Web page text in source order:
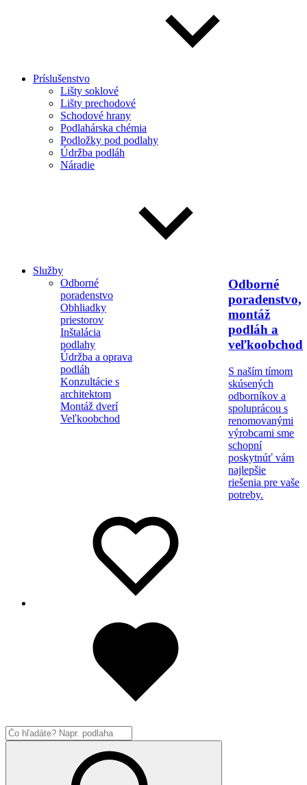
Príslušenstvo
Lišty soklové
Lišty prechodové
Schodové hrany
Podlahárska chémia
Podložky pod podlahy
Údržba podláh
Náradie
Služby
Odborné
poradenstvo
Obhliadky
priestorov
Inštalácia
podlahy
Údržba a oprava
podláh
Konzultácie s
architektom
Montáž dverí
Veľkoobchod
Odborné
poradenstvo,
montáž
podláh a
veľkoobchod
S naším tímom
skúsených
odborníkov a
spoluprácou s
renomovanými
výrobcami sme
schopní
poskytnúť vám
najlepšie
riešenia pre vaše
potreby.